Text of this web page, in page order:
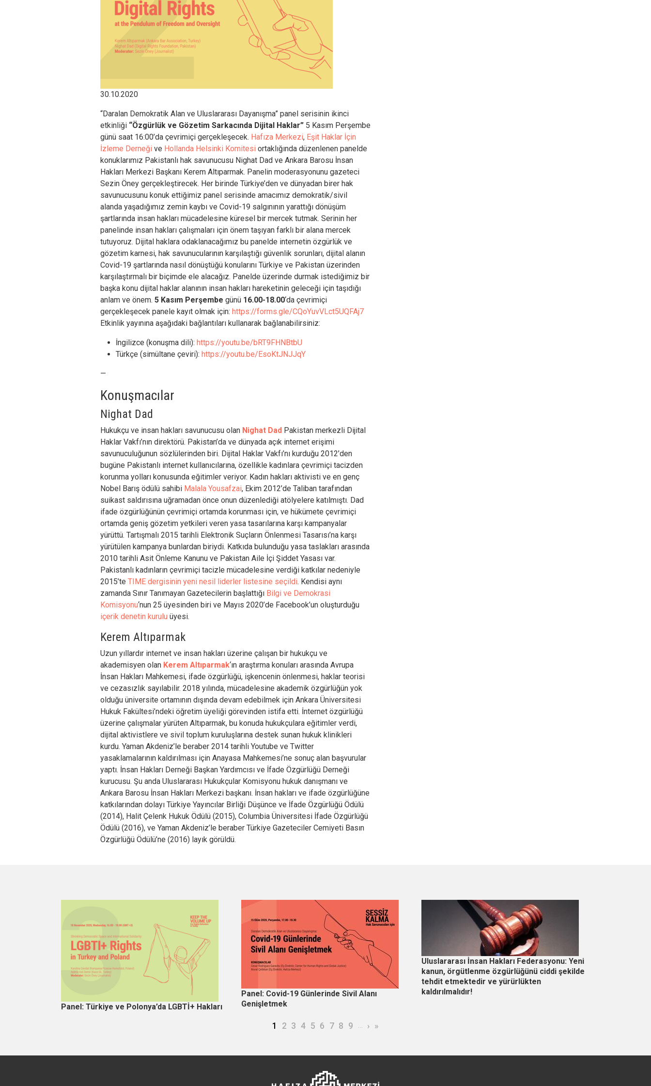
30.10.2020
“Daralan Demokratik Alan ve Uluslararası Dayanışma” panel serisinin ikinci
etkinliği “Özgürlük ve Gözetim Sarkacında Dijital Haklar” 5 Kasım Perşembe
günü saat 16:00’da çevrimiçi gerçekleşecek. Hafıza Merkezi, Eşit Haklar İçin
İzleme Derneği ve Hollanda Helsinki Komitesi ortaklığında düzenlenen panelde
konuklarımız Pakistanlı hak savunucusu Nighat Dad ve Ankara Barosu İnsan
Hakları Merkezi Başkanı Kerem Altıparmak. Panelin moderasyonunu gazeteci
Sezin Öney gerçekleştirecek. Her birinde Türkiye’den ve dünyadan birer hak
savunucusunu konuk ettiğimiz panel serisinde amacımız demokratik/sivil
alanda yaşadığımız zemin kaybı ve Covid-19 salgınının yarattığı dönüşüm
şartlarında insan hakları mücadelesine küresel bir mercek tutmak. Serinin her
panelinde insan hakları çalışmaları için önem taşıyan farklı bir alana mercek
tutuyoruz. Dijital haklara odaklanacağımız bu panelde internetin özgürlük ve
gözetim karnesi, hak savunucularının karşılaştığı güvenlik sorunları, dijital alanın
Covid-19 şartlarında nasıl dönüştüğü konularını Türkiye ve Pakistan üzerinden
karşılaştırmalı bir biçimde ele alacağız. Panelde üzerinde durmak istediğimiz bir
başka konu dijital haklar alanının insan hakları hareketinin geleceği için taşıdığı
anlam ve önem. 5 Kasım Perşembe günü 16.00-18.00‘da çevrimiçi
gerçekleşecek panele kayıt olmak için: https://forms.gle/CQoYuvVLct5UQFAj7
Etkinlik yayınına aşağıdaki bağlantıları kullanarak bağlanabilirsiniz:
İngilizce (konuşma dili): https://youtu.be/bRT9FHNBtbU
Türkçe (simültane çeviri): https://youtu.be/EsoKtJNJJqY
—
Konuşmacılar
Nighat Dad
Hukukçu ve insan hakları savunucusu olan Nighat Dad Pakistan merkezli Dijital
Haklar Vakfı’nın direktörü. Pakistan’da ve dünyada açık internet erişimi
savunuculuğunun sözlülerinden biri. Dijital Haklar Vakfı’nı kurduğu 2012’den
bugüne Pakistanlı internet kullanıcılarına, özellikle kadınlara çevrimiçi tacizden
korunma yolları konusunda eğitimler veriyor. Kadın hakları aktivisti ve en genç
Nobel Barış ödülü sahibi Malala Yousafzai, Ekim 2012’de Taliban tarafından
suikast saldırısına uğramadan önce onun düzenlediği atölyelere katılmıştı. Dad
ifade özgürlüğünün çevrimiçi ortamda korunması için, ve hükümete çevrimiçi
ortamda geniş gözetim yetkileri veren yasa tasarılarına karşı kampanyalar
yürüttü. Tartışmalı 2015 tarihli Elektronik Suçların Önlenmesi Tasarısı’na karşı
yürütülen kampanya bunlardan biriydi. Katkıda bulunduğu yasa taslakları arasında
2010 tarihli Asit Önleme Kanunu ve Pakistan Aile İçi Şiddet Yasası var.
Pakistanlı kadınların çevrimiçi tacizle mücadelesine verdiği katkılar nedeniyle
2015’te TIME dergisinin yeni nesil liderler listesine seçildi. Kendisi aynı
zamanda Sınır Tanımayan Gazetecilerin başlattığı Bilgi ve Demokrasi
Komisyonu‘nun 25 üyesinden biri ve Mayıs 2020’de Facebook’un oluşturduğu
içerik denetin kurulu üyesi.
Kerem Altıparmak
Uzun yıllardır internet ve insan hakları üzerine çalışan bir hukukçu ve
akademisyen olan Kerem Altıparmak‘ın araştırma konuları arasında Avrupa
İnsan Hakları Mahkemesi, ifade özgürlüğü, işkencenin önlenmesi, haklar teorisi
ve cezasızlık sayılabilir. 2018 yılında, mücadelesine akademik özgürlüğün yok
olduğu üniversite ortamının dışında devam edebilmek için Ankara Üniversitesi
Hukuk Fakültesi’ndeki öğretim üyeliği görevinden istifa etti. İnternet özgürlüğü
üzerine çalışmalar yürüten Altıparmak, bu konuda hukukçulara eğitimler verdi,
dijital aktivistlere ve sivil toplum kuruluşlarına destek sunan hukuk klinikleri
kurdu. Yaman Akdeniz’le beraber 2014 tarihli Youtube ve Twitter
yasaklamalarının kaldırılması için Anayasa Mahkemesi’ne sonuç alan başvurular
yaptı. İnsan Hakları Derneği Başkan Yardımcısı ve İfade Özgürlüğü Derneği
kurucusu. Şu anda Uluslararası Hukukçular Komisyonu hukuk danışmanı ve
Ankara Barosu İnsan Hakları Merkezi başkanı. İnsan hakları ve ifade özgürlüğüne
katkılarından dolayı Türkiye Yayıncılar Birliği Düşünce ve İfade Özgürlüğü Ödülü
(2014), Halit Çelenk Hukuk Ödülü (2015), Columbia Üniversitesi İfade Özgürlüğü
Ödülü (2016), ve Yaman Akdeniz’le beraber Türkiye Gazeteciler Cemiyeti Basın
Özgürlüğü Ödülü’ne (2016) layık görüldü.
Panel: Türkiye ve Polonya’da LGBTİ+ Hakları
Panel: Covid-19 Günlerinde Sivil Alanı
Genişletmek
Uluslararası İnsan Hakları Federasyonu: Yeni
kanun, örgütlenme özgürlüğünü ciddi şekilde
tehdit etmektedir ve yürürlükten
kaldırılmalıdır!
Şu an kullanılan sayfa
1 Page
2 Page
3 Page
4 Page
5 Page
6 Page
7 Page
8 Page
9 … Sonraki sayfa
› Son sayfa
»